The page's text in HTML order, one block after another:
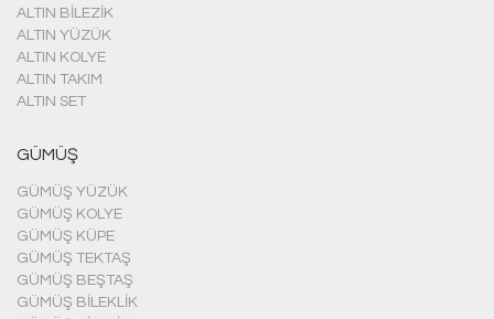
ALTIN BILEZIK
ALTIN YÜZÜK
ALTIN KOLYE
ALTIN TAKIM
ALTIN SET
GÜMÜŞ
GÜMÜŞ YÜZÜK
GÜMÜŞ KOLYE
GÜMÜŞ KÜPE
GÜMÜŞ TEKTAŞ
GÜMÜŞ BEŞTAŞ
GÜMÜŞ BILEKLIK